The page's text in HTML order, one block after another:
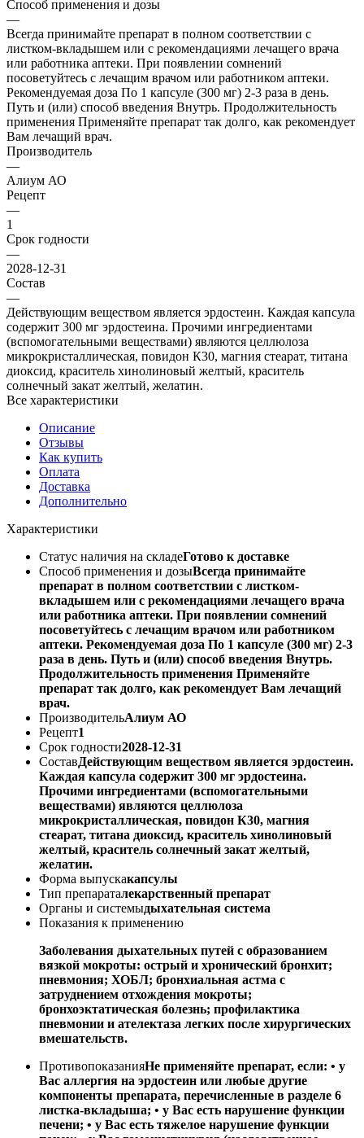
Способ применения и дозы
—
Всегда принимайте препарат в полном соответствии с
листком-вкладышем или с рекомендациями лечащего врача
или работника аптеки. При появлении сомнений
посоветуйтесь с лечащим врачом или работником аптеки.
Рекомендуемая доза По 1 капсуле (300 мг) 2-3 раза в день.
Путь и (или) способ введения Внутрь. Продолжительность
применения Применяйте препарат так долго, как рекомендует
Вам лечащий врач.
Производитель
—
Алиум АО
Рецепт
—
1
Срок годности
—
2028-12-31
Состав
—
Действующим веществом является эрдостеин. Каждая капсула
содержит 300 мг эрдостеина. Прочими ингредиентами
(вспомогательными веществами) являются целлюлоза
микрокристаллическая, повидон К30, магния стеарат, титана
диоксид, краситель хинолиновый желтый, краситель
солнечный закат желтый, желатин.
Все характеристики
Описание
Отзывы
Как купить
Оплата
Доставка
Дополнительно
Характеристики
Статус наличия на складеГотово к доставке
Способ применения и дозыВсегда принимайте
препарат в полном соответствии с листком-
вкладышем или с рекомендациями лечащего врача
или работника аптеки. При появлении сомнений
посоветуйтесь с лечащим врачом или работником
аптеки. Рекомендуемая доза По 1 капсуле (300 мг) 2-3
раза в день. Путь и (или) способ введения Внутрь.
Продолжительность применения Применяйте
препарат так долго, как рекомендует Вам лечащий
врач.
ПроизводительАлиум АО
Рецепт1
Срок годности2028-12-31
СоставДействующим веществом является эрдостеин.
Каждая капсула содержит 300 мг эрдостеина.
Прочими ингредиентами (вспомогательными
веществами) являются целлюлоза
микрокристаллическая, повидон К30, магния
стеарат, титана диоксид, краситель хинолиновый
желтый, краситель солнечный закат желтый,
желатин.
Форма выпускакапсулы
Тип препараталекарственный препарат
Органы и системыдыхательная система
Показания к применению
Заболевания дыхательных путей с образованием
вязкой мокроты: острый и хронический бронхит;
пневмония; ХОБЛ; бронхиальная астма с
затруднением отхождения мокроты;
бронхоэктатическая болезнь; профилактика
пневмонии и ателектаза легких после хирургических
вмешательств.
ПротивопоказанияНе применяйте препарат, если: • у
Вас аллергия на эрдостеин или любые другие
компоненты препарата, перечисленные в разделе 6
листка-вкладыша; • у Вас есть нарушение функции
печени; • у Вас есть тяжелое нарушение функции